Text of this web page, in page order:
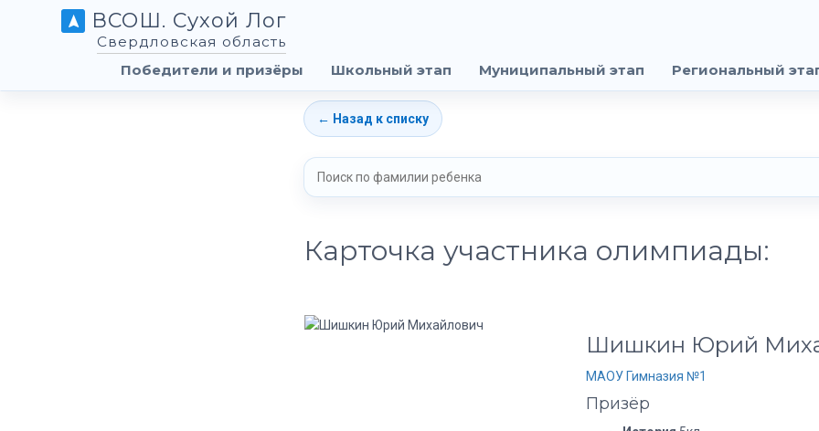
ВСОШ. Сухой Лог
Свердловская область
Победители и призёры
Школьный этап Муниципальный этап Региональный
← Назад к списку
Карточка участника олимпиады:
Шишкин Юрий
МАОУ Гимназия №1
Призёр